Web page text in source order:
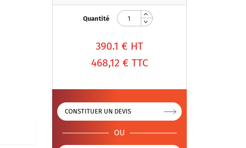
Quantité
390.1 € HT
468,12 € TTC
CONSTITUER UN DEVIS
OU